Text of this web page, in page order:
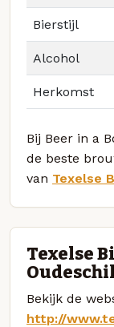
Bierstijl
Alcohol
Herkomst
Bij Beer in a
de beste
van Texelse
Texelse
Bekijk de
http://